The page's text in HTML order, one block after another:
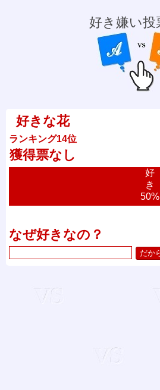
好き嫌い投
好きな花
ランキング14位
獲得票なし
好
き
50%
なぜ好きなの？